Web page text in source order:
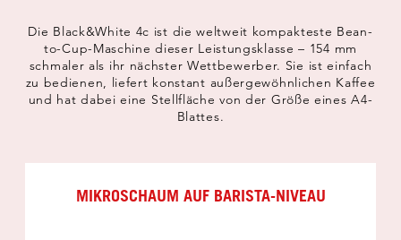
Die Black&White 4c ist die weltweit kompakteste Bean-
to-Cup-Maschine dieser Leistungsklasse – 154 mm
schmaler als ihr nächster Wettbewerber. Sie ist einfach
zu bedienen, liefert konstant außergewöhnlichen Kaffee
und hat dabei eine Stellfläche von der Größe eines A4-
Blattes.
MIKROSCHAUM AUF BARISTA-NIVEAU